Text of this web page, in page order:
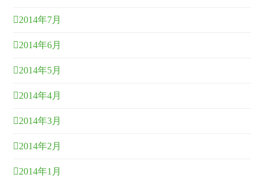
2014年7月
2014年6月
2014年5月
2014年4月
2014年3月
2014年2月
2014年1月